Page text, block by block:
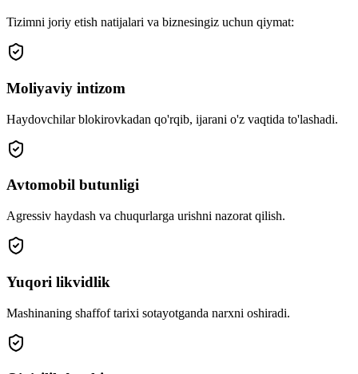
Tizimni joriy etish natijalari va biznesingiz uchun qiymat:
Moliyaviy intizom
Haydovchilar blokirovkadan qo'rqib, ijarani o'z vaqtida to'lashadi.
Avtomobil butunligi
Agressiv haydash va chuqurlarga urishni nazorat qilish.
Yuqori likvidlik
Mashinaning shaffof tarixi sotayotganda narxni oshiradi.